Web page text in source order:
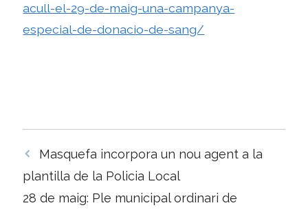
acull-el-29-de-maig-una-campanya-
especial-de-donacio-de-sang/
Navegació
per
Masquefa incorpora un nou agent a la
plantilla de la Policia Local
28 de maig: Ple municipal ordinari de